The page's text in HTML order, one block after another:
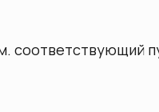
соответствующий